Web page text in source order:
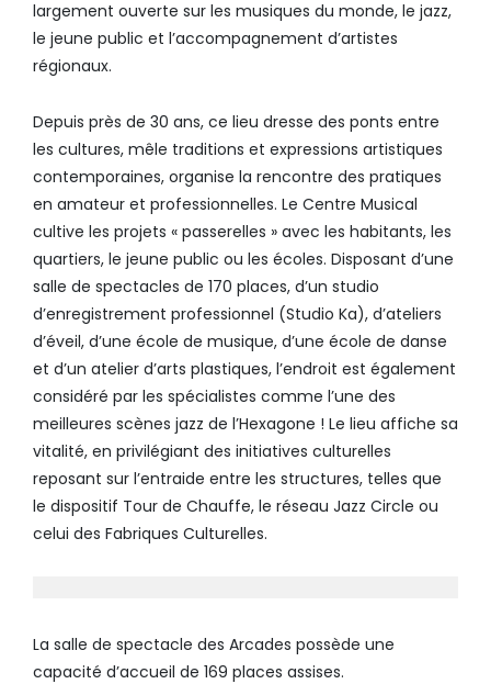
largement ouverte sur les musiques du monde, le jazz,
le jeune public et l’accompagnement d’artistes
régionaux.
Depuis près de 30 ans, ce lieu dresse des ponts entre
les cultures, mêle traditions et expressions artistiques
contemporaines, organise la rencontre des pratiques
en amateur et professionnelles. Le Centre Musical
cultive les projets « passerelles » avec les habitants, les
quartiers, le jeune public ou les écoles. Disposant d’une
salle de spectacles de 170 places, d’un studio
d’enregistrement professionnel (Studio Ka), d’ateliers
d’éveil, d’une école de musique, d’une école de danse
et d’un atelier d’arts plastiques, l’endroit est également
considéré par les spécialistes comme l’une des
meilleures scènes jazz de l’Hexagone ! Le lieu affiche sa
vitalité, en privilégiant des initiatives culturelles
reposant sur l’entraide entre les structures, telles que
le dispositif Tour de Chauffe, le réseau Jazz Circle ou
celui des Fabriques Culturelles.
La salle de spectacle des Arcades possède une
capacité d’accueil de 169 places assises.